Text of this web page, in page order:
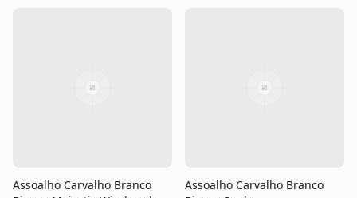
Assoalho Carvalho Branco
Assoalho Carvalho Branco